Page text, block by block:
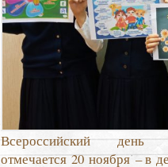
Всероссийский
отмечается 20 ноября – в